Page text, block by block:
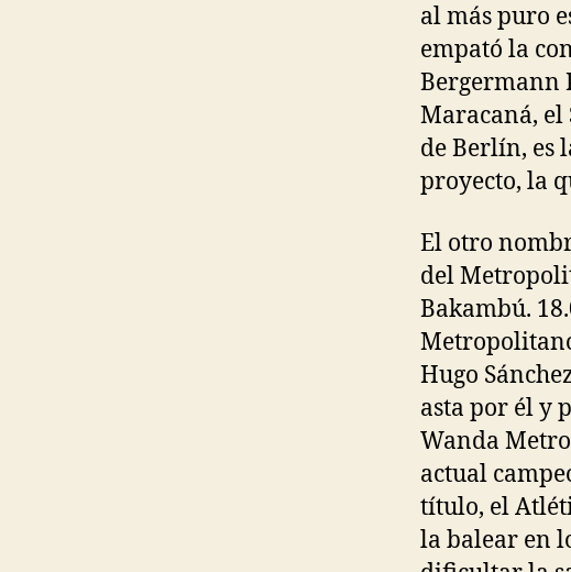
al más puro
empató la
Bergermann
Maracaná, el
de Berlín, es
proyecto, la
El otro
del
Bakambú.
Hugo
asta por él y
Wanda
actual
título, el
la balear en